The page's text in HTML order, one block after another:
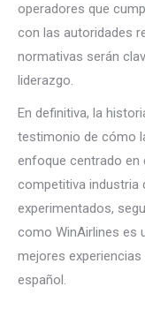
operadores que
con las autoridades
normativas serán
liderazgo.
En definitiva, la
testimonio de cómo
enfoque centrado en
competitiva industria
experimentados,
como WinAirlines es
mejores
español.